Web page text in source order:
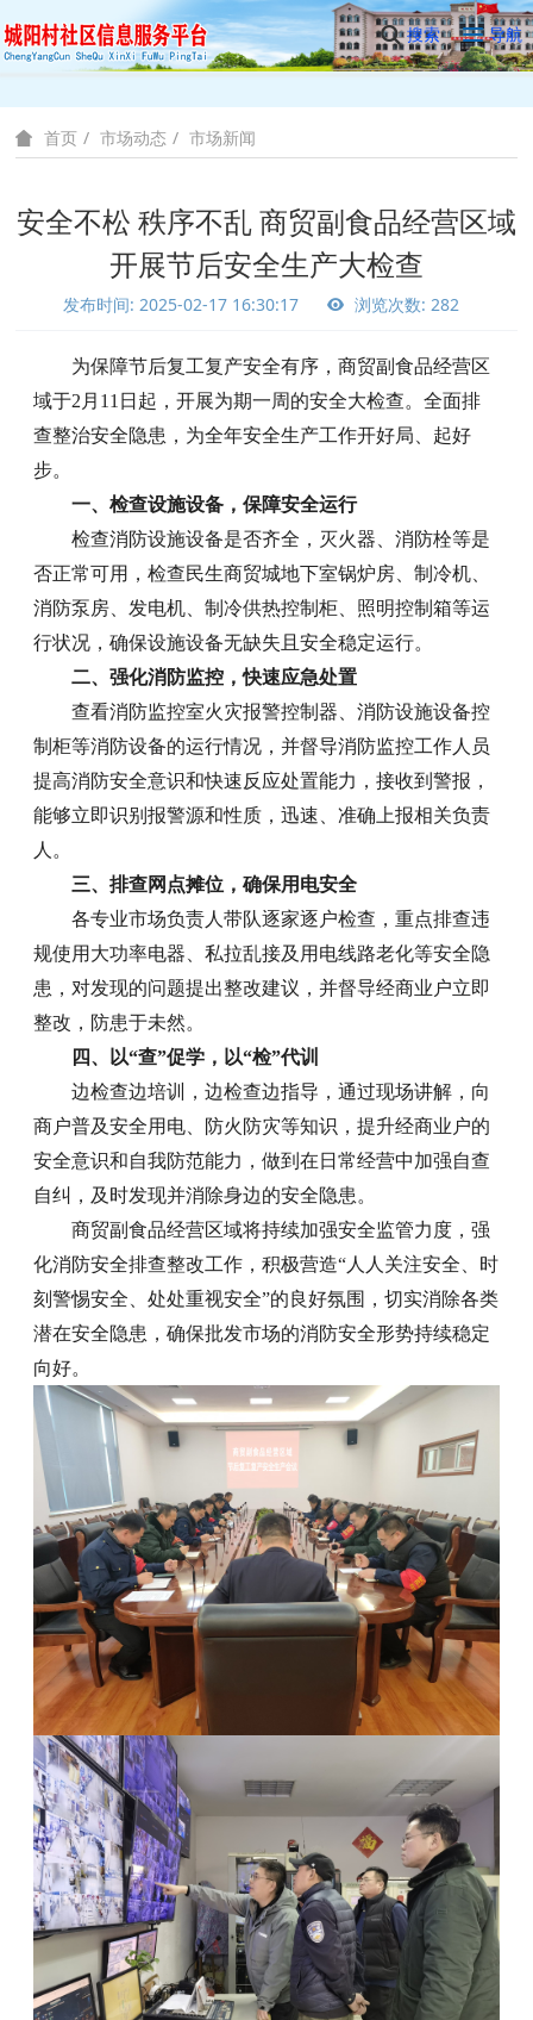
搜索 导航
首页 市场动态 市场新闻
安全不松 秩序不乱 商贸副食品经营区域
开展节后安全生产大检查
发布时间: 2025-02-17 16:30:17 浏览次数: 282
为保障节后复工复产安全有序，商贸副食品经营区
域于2月11日起，开展为期一周的安全大检查。全面排
查整治安全隐患，为全年安全生产工作开好局、起好
步。
一、检查设施设备，保障安全运行
检查消防设施设备是否齐全，灭火器、消防栓等是
否正常可用，检查民生商贸城地下室锅炉房、制冷机、
消防泵房、发电机、制冷供热控制柜、照明控制箱等运
行状况，确保设施设备无缺失且安全稳定运行。
二、强化消防监控，快速应急处置
查看消防监控室火灾报警控制器、消防设施设备控
制柜等消防设备的运行情况，并督导消防监控工作人员
提高消防安全意识和快速反应处置能力，接收到警报，
能够立即识别报警源和性质，迅速、准确上报相关负责
人。
三、排查网点摊位，确保用电安全
各专业市场负责人带队逐家逐户检查，重点排查违
规使用大功率电器、私拉乱接及用电线路老化等安全隐
患，对发现的问题提出整改建议，并督导经商业户立即
整改，防患于未然。
四、以“查”促学，以“检”代训
边检查边培训，边检查边指导，通过现场讲解，向
商户普及安全用电、防火防灾等知识，提升经商业户的
安全意识和自我防范能力，做到在日常经营中加强自查
自纠，及时发现并消除身边的安全隐患。
商贸副食品经营区域将持续加强安全监管力度，强
化消防安全排查整改工作，积极营造“人人关注安全、时
刻警惕安全、处处重视安全”的良好氛围，切实消除各类
潜在安全隐患，确保批发市场的消防安全形势持续稳定
向好。